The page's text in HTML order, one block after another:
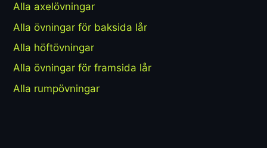
Alla axelövningar
Alla övningar för baksida lår
Alla höftövningar
Alla övningar för framsida lår
Alla rumpövningar